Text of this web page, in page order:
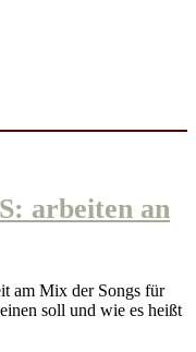
arbeiten an
am Mix der Songs für
soll und wie es heißt